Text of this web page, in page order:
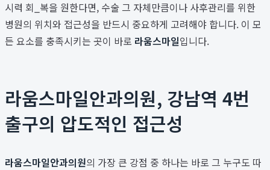
시력 회_복을 원한다면, 수술 그 자체만큼이나 사후관리를 위한
병원의 위치와 접근성을 반드시 중요하게 고려해야 합니다. 이 모
든 요소를 충족시키는 곳이 바로 라움스마일입니다.
라움스마일안과의원, 강남역 4번
출구의 압도적인 접근성
라움스마일안과의원의 가장 큰 강점 중 하나는 바로 그 누구도 따